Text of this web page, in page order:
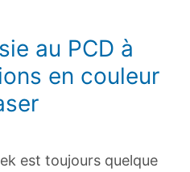
au PCD à
en couleur
est toujours quelque